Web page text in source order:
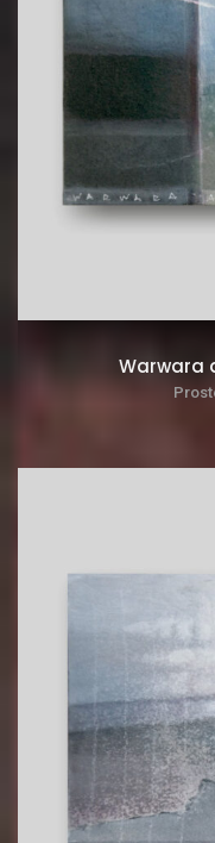
Warwara